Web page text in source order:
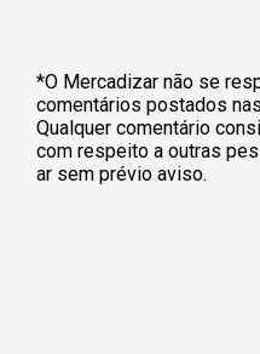
*O Mercadizar não se
comentários postados
Qualquer comentário
com respeito a outras
ar sem prévio aviso.